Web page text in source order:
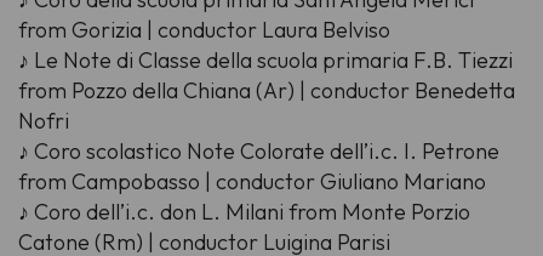
from Gorizia | conductor Laura Belviso
♪ Le Note di Classe della scuola primaria F.B. Tiezzi
from Pozzo della Chiana (Ar) | conductor Benedetta
Nofri
♪ Coro scolastico Note Colorate dell’i.c. I. Petrone
from Campobasso | conductor Giuliano Mariano
♪ Coro dell’i.c. don L. Milani from Monte Porzio
Catone (Rm) | conductor Luigina Parisi